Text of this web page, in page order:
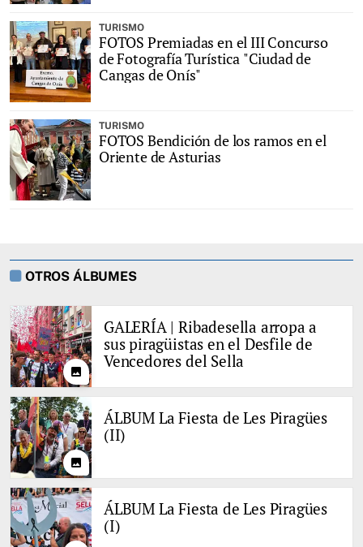
TURISMO
FOTOS Premiadas en el III Concurso
de Fotografía Turística "Ciudad de
Cangas de Onís"
TURISMO
FOTOS Bendición de los ramos en el
Oriente de Asturias
OTROS ÁLBUMES
photo
GALERÍA | Ribadesella arropa a
sus piragüistas en el Desfile de
Vencedores del Sella
photo
ÁLBUM La Fiesta de Les Piragües
(II)
ÁLBUM La Fiesta de Les Piragües
(I)